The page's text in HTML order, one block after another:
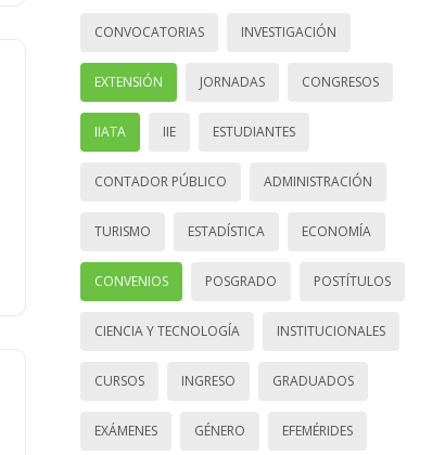
CONVOCATORIAS INVESTIGACIÓN
EXTENSIÓN JORNADAS CONGRESOS
IIATA IIE ESTUDIANTES
CONTADOR PÚBLICO ADMINISTRACIÓN
TURISMO ESTADÍSTICA ECONOMÍA
CONVENIOS POSGRADO POSTÍTULOS
CIENCIA Y TECNOLOGÍA INSTITUCIONALES
CURSOS INGRESO GRADUADOS
EXÁMENES GÉNERO EFEMÉRIDES